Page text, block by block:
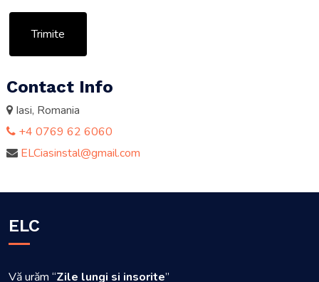
Trimite
Contact Info
Iasi, Romania
+4 0769 62 6060
ELCiasinstal@gmail.com
ELC
Vă urăm “Zile lungi si insorite”